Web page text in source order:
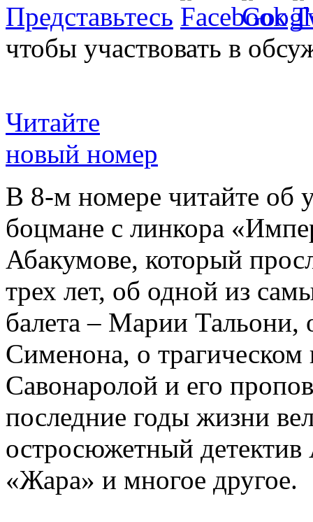
Представьтесь
чтобы участвовать в
Читайте
новый номер
В 8-м номере читайте об
боцмане с линкора
Абакумове, который
трех лет, об одной из
балета – Марии
Сименона, о трагическом
Савонаролой и его
последние годы жизни
остросюжетный детектив
«Жара» и многое другое.